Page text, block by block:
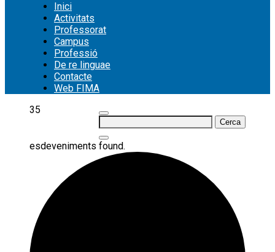
Inici
Activitats
Professorat
Campus
Professió
De re linguae
Contacte
Web FIMA
Cerca:
35
esdeveniments found.